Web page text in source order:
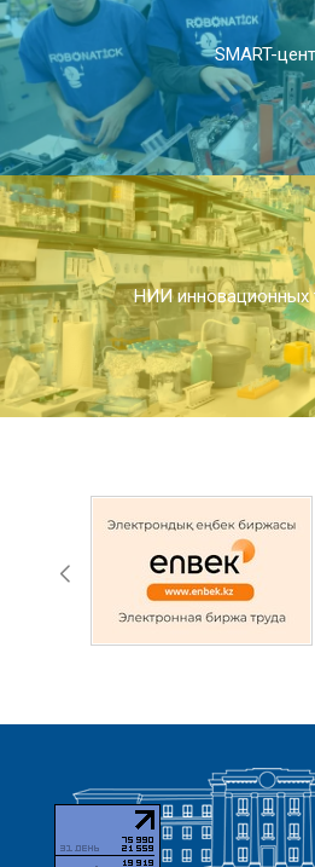
SMART-
НИИ инновационных